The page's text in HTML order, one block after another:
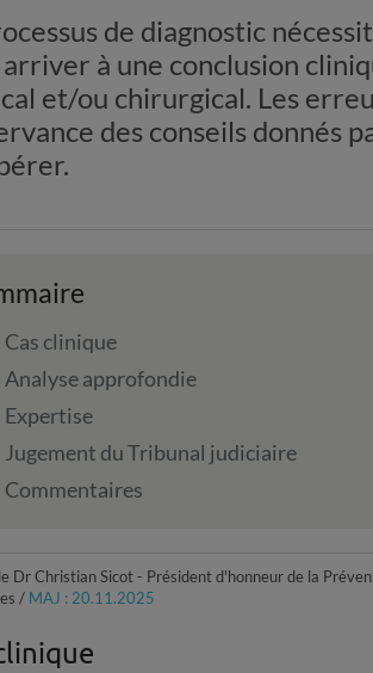
de diagnostic
à une conclusion
et/ou chirurgical. Les
des conseils
Cas clinique
Analyse approfondie
Expertise
Jugement du Tribunal judiciaire
Commentaires
Dr Christian Sicot - Président d'honneur de la
/ MAJ : 20.11.2025